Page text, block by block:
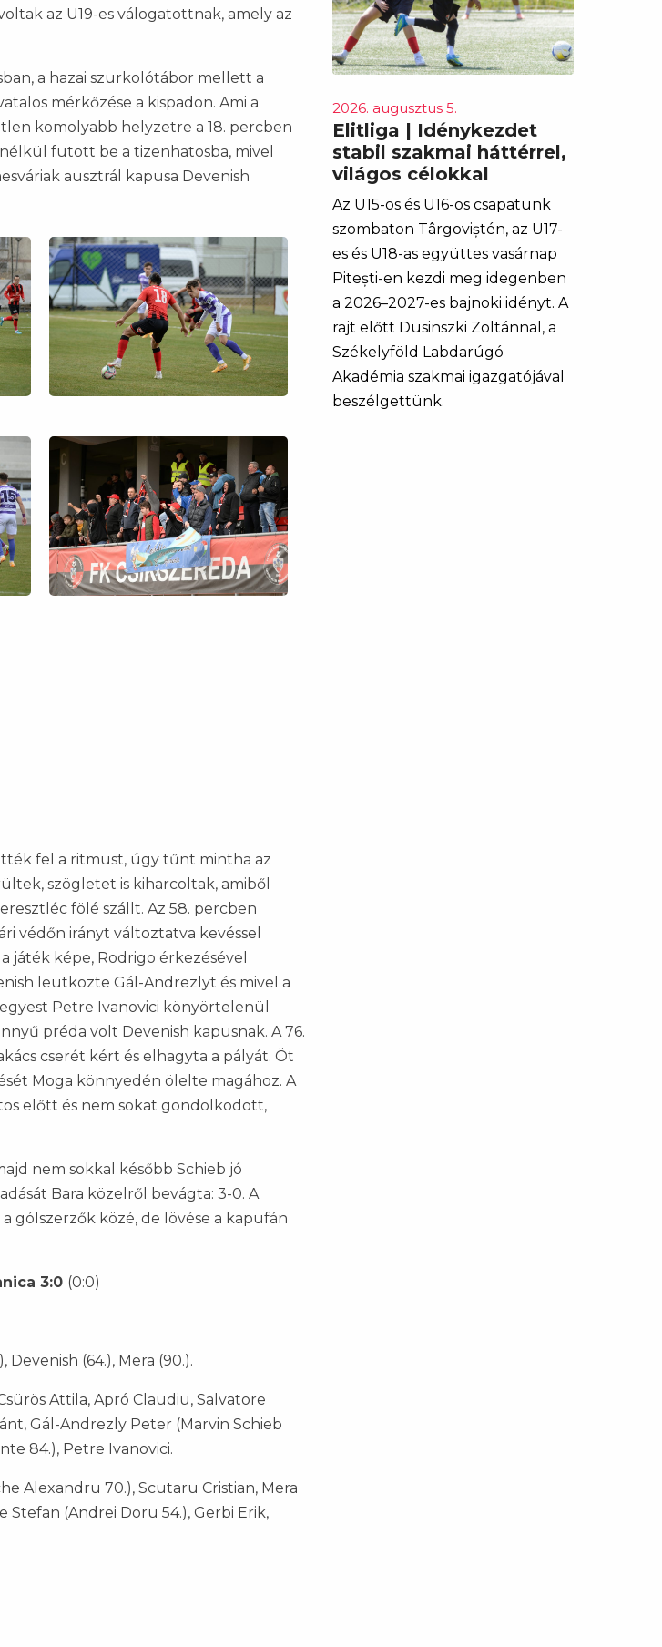
az U19-es válogatottnak, amely az
a hazai szurkolótábor mellett a
mérkőzése a kispadon. Ami a
komolyabb helyzetre a 18. percben
futott be a tizenhatosba, mivel
ausztrál kapusa Devenish
fel a ritmust, úgy tűnt mintha az
szögletet is kiharcoltak, amiből
fölé szállt. Az 58. percben
védőn irányt változtatva kevéssel
képe, Rodrigo érkezésével
leütközte Gál-Andrezlyt és mivel a
Petre Ivanovici könyörtelenül
préda volt Devenish kapusnak. A 76.
cserét kért és elhagyta a pályát. Öt
Moga könnyedén ölelte magához. A
előtt és nem sokat gondolkodott,
nem sokkal később Schieb jó
Bara közelről bevágta: 3-0. A
gólszerzők közé, de lövése a kapufán
3:0 (0:0)
Devenish (64.), Mera (90.).
Attila, Apró Claudiu, Salvatore
Gál-Andrezly Peter (Marvin Schieb
84.), Petre Ivanovici.
Alexandru 70.), Scutaru Cristian, Mera
Stefan (Andrei Doru 54.), Gerbi Erik,
2026. augusztus 5.
Elitliga | Idénykezdet
stabil szakmai háttérrel,
világos célokkal
Az U15-ös és U16-os csapatunk
szombaton Târgoviștén, az U17-
es és U18-as együttes vasárnap
Pitești-en kezdi meg idegenben
a 2026–2027-es bajnoki idényt. A
rajt előtt Dusinszki Zoltánnal, a
Székelyföld Labdarúgó
Akadémia szakmai igazgatójával
beszélgettünk.